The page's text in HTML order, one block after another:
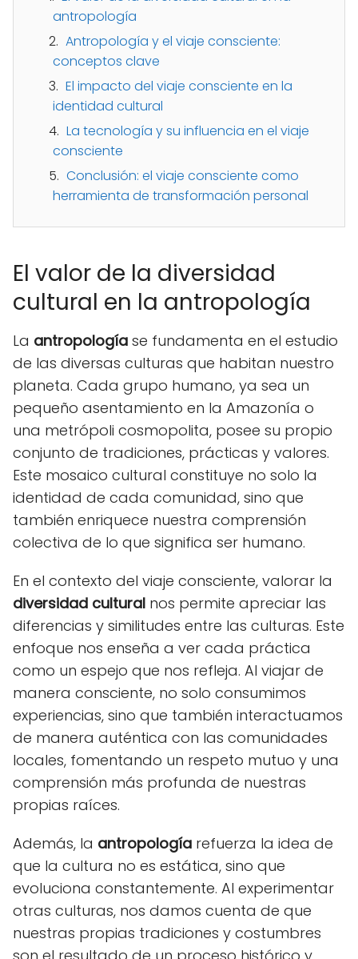
antropología
Antropología y el viaje consciente:
conceptos clave
El impacto del viaje consciente en la
identidad cultural
La tecnología y su influencia en el viaje
consciente
Conclusión: el viaje consciente como
herramienta de transformación personal
El valor de la diversidad
cultural en la antropología
La antropología se fundamenta en el estudio
de las diversas culturas que habitan nuestro
planeta. Cada grupo humano, ya sea un
pequeño asentamiento en la Amazonía o
una metrópoli cosmopolita, posee su propio
conjunto de tradiciones, prácticas y valores.
Este mosaico cultural constituye no solo la
identidad de cada comunidad, sino que
también enriquece nuestra comprensión
colectiva de lo que significa ser humano.
En el contexto del viaje consciente, valorar la
diversidad cultural nos permite apreciar las
diferencias y similitudes entre las culturas. Este
enfoque nos enseña a ver cada práctica
como un espejo que nos refleja. Al viajar de
manera consciente, no solo consumimos
experiencias, sino que también interactuamos
de manera auténtica con las comunidades
locales, fomentando un respeto mutuo y una
comprensión más profunda de nuestras
propias raíces.
Además, la antropología refuerza la idea de
que la cultura no es estática, sino que
evoluciona constantemente. Al experimentar
otras culturas, nos damos cuenta de que
nuestras propias tradiciones y costumbres